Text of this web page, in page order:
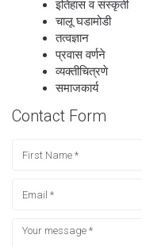
इतिहास व संस्कृती
चालू घडामोडी
तत्वज्ञान
प्रवास वर्णने
व्यक्तीचित्रणे
समाजकार्य
Contact Form